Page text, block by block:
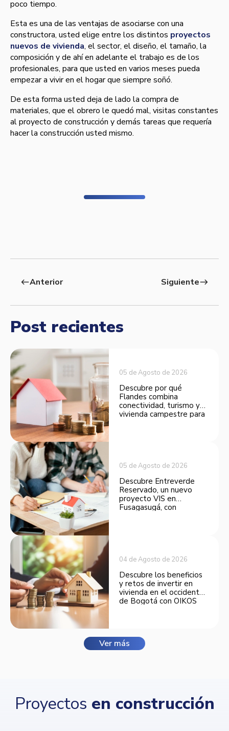
poco tiempo.
Esta es una de las ventajas de asociarse con una
constructora, usted elige entre los distintos proyectos
nuevos de vivienda, el sector, el diseño, el tamaño, la
composición y de ahí­ en adelante el trabajo es de los
profesionales, para que usted en varios meses pueda
empezar a vivir en el hogar que siempre soñó.
De esta forma usted deja de lado la compra de
materiales, que el obrero le quedó mal, visitas constantes
al proyecto de construcción y demás tareas que requerí­a
hacer la construcción usted mismo.
westAnterior Siguienteeast
Post recientes
05 de Agosto de 2026
Descubre por qué
Flandes combina
conectividad, turismo y
vivienda campestre para
05 de Agosto de 2026
Descubre Entreverde
Reservado, un nuevo
proyecto VIS en
Fusagasugá, con
04 de Agosto de 2026
Descubre los beneficios
y retos de invertir en
vivienda en el occidente
de Bogotá con OIKOS
Ver más
Proyectos en construcción